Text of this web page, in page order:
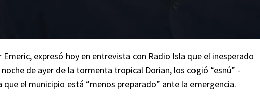
Emeric, expresó hoy en entrevista con Radio Isla que el inesperado
de ayer de la tormenta tropical Dorian, los cogió “esnú” -
que el municipio está “menos preparado” ante la emergencia.